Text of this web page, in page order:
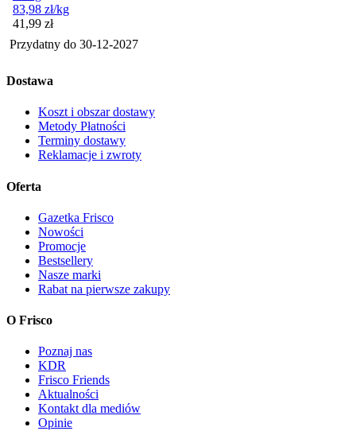
83,98 zł/kg
Cena
41,99 zł
Przydatny do 30-12-2027
Dostawa
Koszt i obszar dostawy
Metody Płatności
Terminy dostawy
Reklamacje i zwroty
Oferta
Gazetka Frisco
Nowości
Promocje
Bestsellery
Nasze marki
Rabat na pierwsze zakupy
O Frisco
Poznaj nas
KDR
Frisco Friends
Aktualności
Kontakt dla mediów
Opinie